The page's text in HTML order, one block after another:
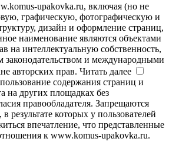
upakovka.ru, включая (но не
графическую, фотографическую и
дизайн и оформление страниц,
наименование являются объектами
на интеллектуальную собственность,
и международными
авторских прав. Читать далее
содержания страниц и
на других площадках без
правообладателя. Запрещаются
результате которых у пользователей
впечатление, что представленные
к www.komus-upakovka.ru.